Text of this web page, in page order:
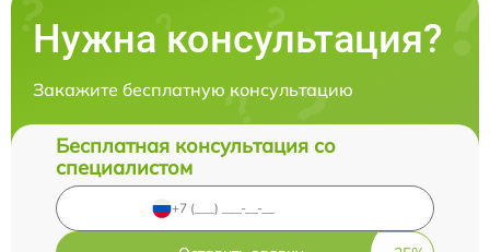
Нужна консультация?
Закажите бесплатную консультацию
Бесплатная консультация со
специалистом